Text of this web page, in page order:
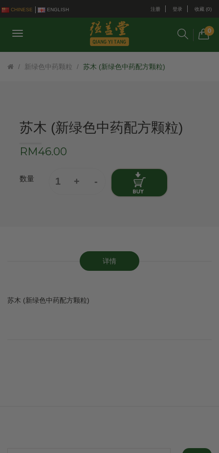
CHINESE ENGLISH 注册 登录 收藏 (0)
0
新绿色中药颗粒 苏木 (新绿色中药配方颗粒)
苏木 (新绿色中药配方颗粒)
RM46.00
数量
详情
苏木 (新绿色中药配方颗粒)